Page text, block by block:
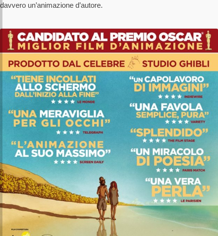
davvero un’animazione d’autore.